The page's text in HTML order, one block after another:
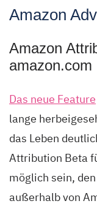
Amazon
Amazon
amazon.com
Das neue Feature
lange
das Leben
Attribution Beta
möglich sein,
außerhalb von